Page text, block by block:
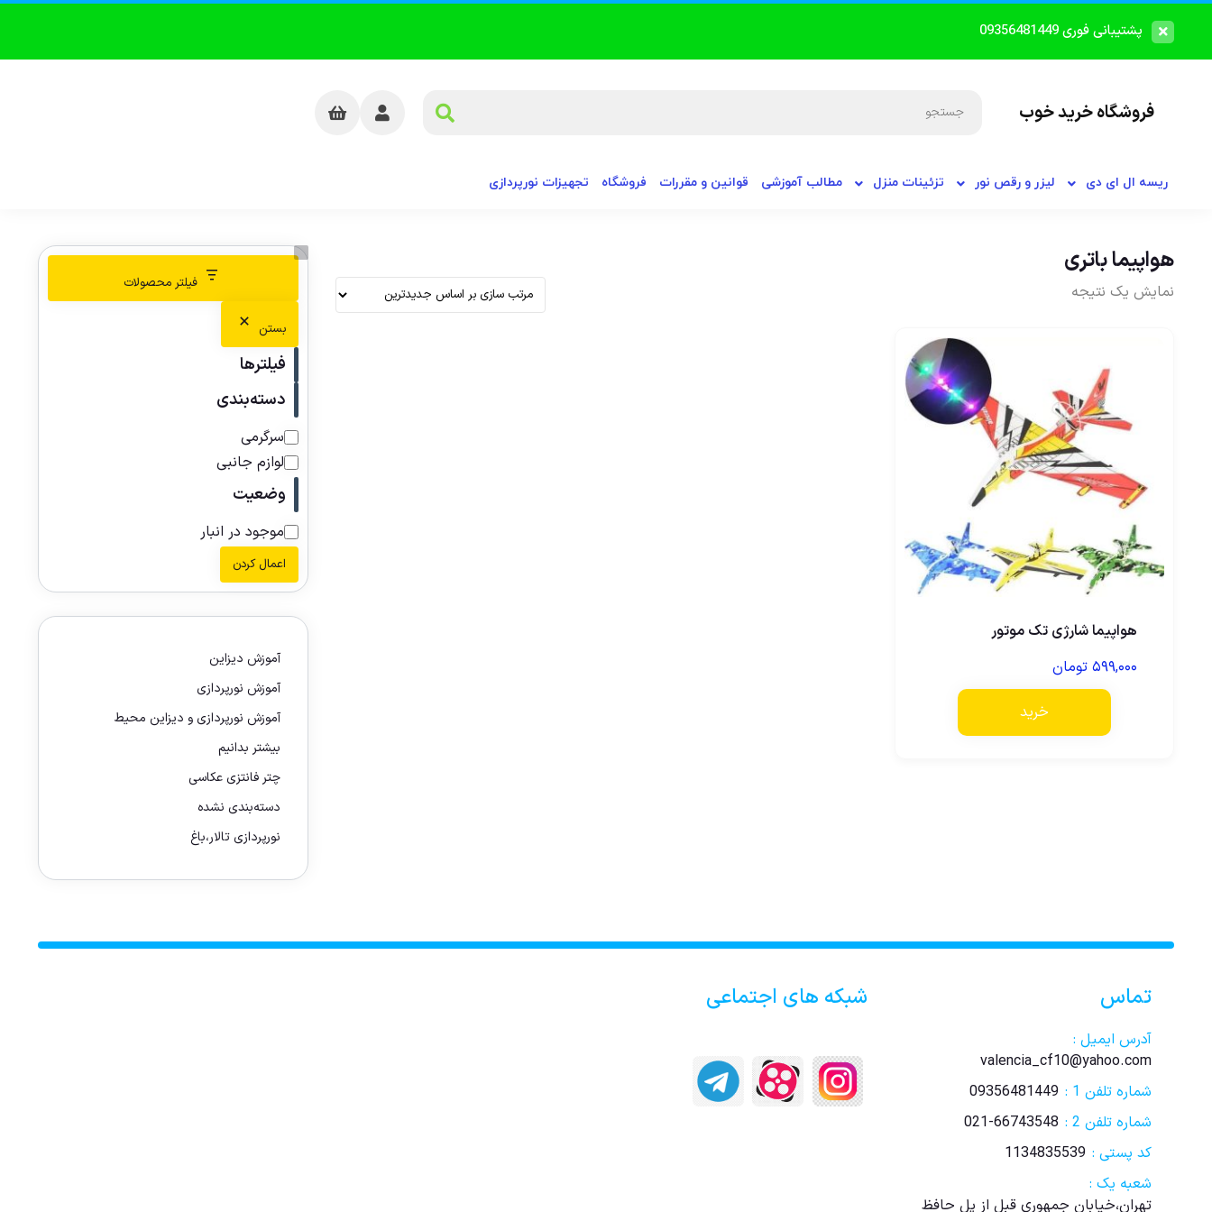
پشتیبانی فوری 09356481449
فروشگاه خرید خوب
ریسه ال ای دی لیزر و رقص نور تزئینات منزل مطالب آموزشی قوانین و مقررات فروشگاه تجهیزات نورپردازی
هواپیما باتری
نمایش یک نتیجه
هواپیما شارژی تک موتور
۵۹۹,۰۰۰ تومان
خرید
فیلتر محصولات
بستن
فیلترها
دسته‌بندی
سرگرمی
لوازم جانبی
وضعیت
موجود در انبار
اعمال کردن
آموزش دیزاین
آموزش نورپردازی
آموزش نورپردازی و دیزاین محیط
بیشتر بدانیم
چتر فانتزی عکاسی
دسته‌بندی نشده
نورپردازی تالار،باغ
تماس
آدرس ایمیل :
valencia_cf10@yahoo.com
شماره تلفن 1 :
09356481449
شماره تلفن 2 :
021-66743548
کد پستی : 1134835539
شعبه یک :
تهران،خیابان جمهوری قبل از پل حافظ
شبکه های اجتماعی